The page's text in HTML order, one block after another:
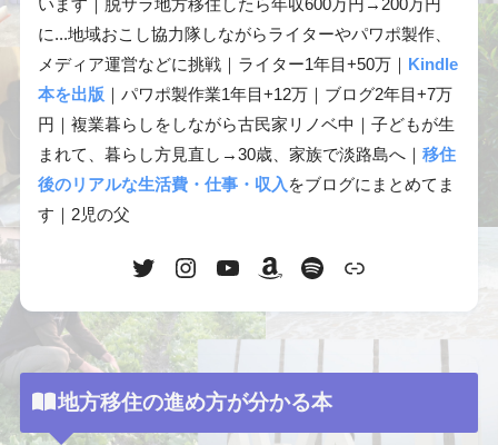
います｜脱サラ地方移住したら年収600万円→200万円
に...地域おこし協力隊しながらライターやパワポ製作、
メディア運営などに挑戦｜ライター1年目+50万｜
Kindle
本を出版 ｜パワポ製作業1年目+12万｜ブログ2年目+7万
円｜複業暮らしをしながら古民家リノベ中｜子どもが生
まれて、暮らし方見直し→30歳、家族で淡路島へ｜ 移住
後のリアルな生活費・仕事・収入をブログにまとめてま
す｜2児の父
地方移住の進め方が分かる本